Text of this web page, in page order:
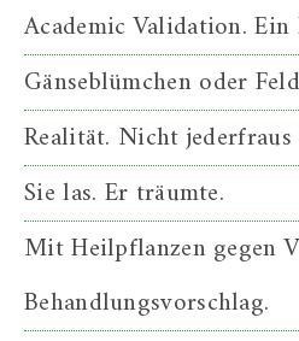
Academic Validation. Ein
Gänseblümchen oder
Realität. Nicht jederfraus
Sie las. Er träumte.
Mit Heilpflanzen gegen
Behandlungsvorschlag.